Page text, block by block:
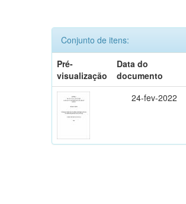
Conjunto de itens:
Pré-
visualização
Data do
documento
24-fev-2022